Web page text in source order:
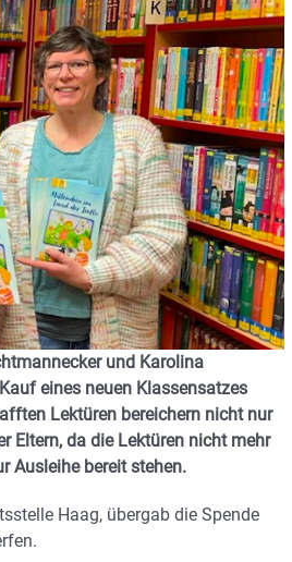
und Karolina
eines neuen Klassensatzes
Lektüren bereichern nicht nur
Eltern, da die Lektüren nicht mehr
Ausleihe bereit stehen.
Haag, übergab die Spende